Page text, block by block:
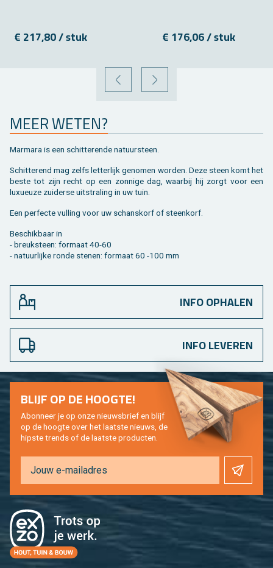
€ 217,80 / stuk € 176,06 / stuk
VORIGE VOLGENDE
MEER WETEN?
Mar­ma­ra is een schit­te­ren­de na­tuur­steen.
Schit­te­rend mag zelfs let­ter­lijk ge­no­men wor­den. Deze steen komt het
beste tot zijn recht op een zon­ni­ge dag, waar­bij hij zorgt voor een
luxu­eu­ze zui­der­se uit­stra­ling in uw tuin.
Een per­fec­te vul­ling voor uw schans­korf of steen­korf.
Be­schik­baar in
- breuk­steen: for­maat 40-60
- na­tuur­lij­ke ronde ste­nen: for­maat 60 -100 mm
INFO OPHALEN
INFO LEVEREN
BLIJF OP DE HOOG­TE!
Abon­neer je op onze nieuws­brief en blijf
op de hoog­te over het laat­ste nieuws, de
hip­s­te trends of de laat­ste pro­duc­ten.